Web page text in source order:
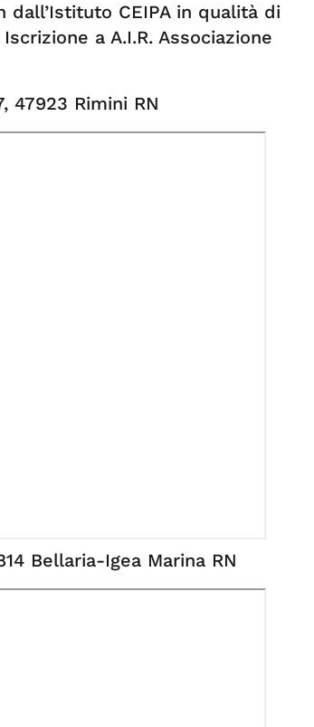
CEIPA in qualità di
a A.I.R. Associazione
47923 Rimini RN
Bellaria-Igea Marina RN